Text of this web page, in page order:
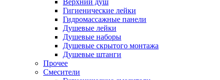
Верхний душ
Гигиенические лейки
Гидромассажные панели
Душевые лейки
Душевые наборы
Душевые скрытого монтажа
Душевые штанги
Прочее
Смесители